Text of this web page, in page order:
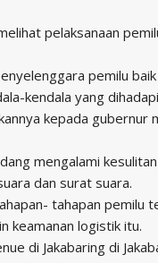
pelaksanaan
pemilu
kendala yang
kepada gubernur
mengalami
dan surat suara.
tahapan pemilu
keamanan logistik itu.
di Jakabaring di